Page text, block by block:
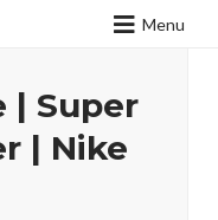
Menu
| Super
| Nike